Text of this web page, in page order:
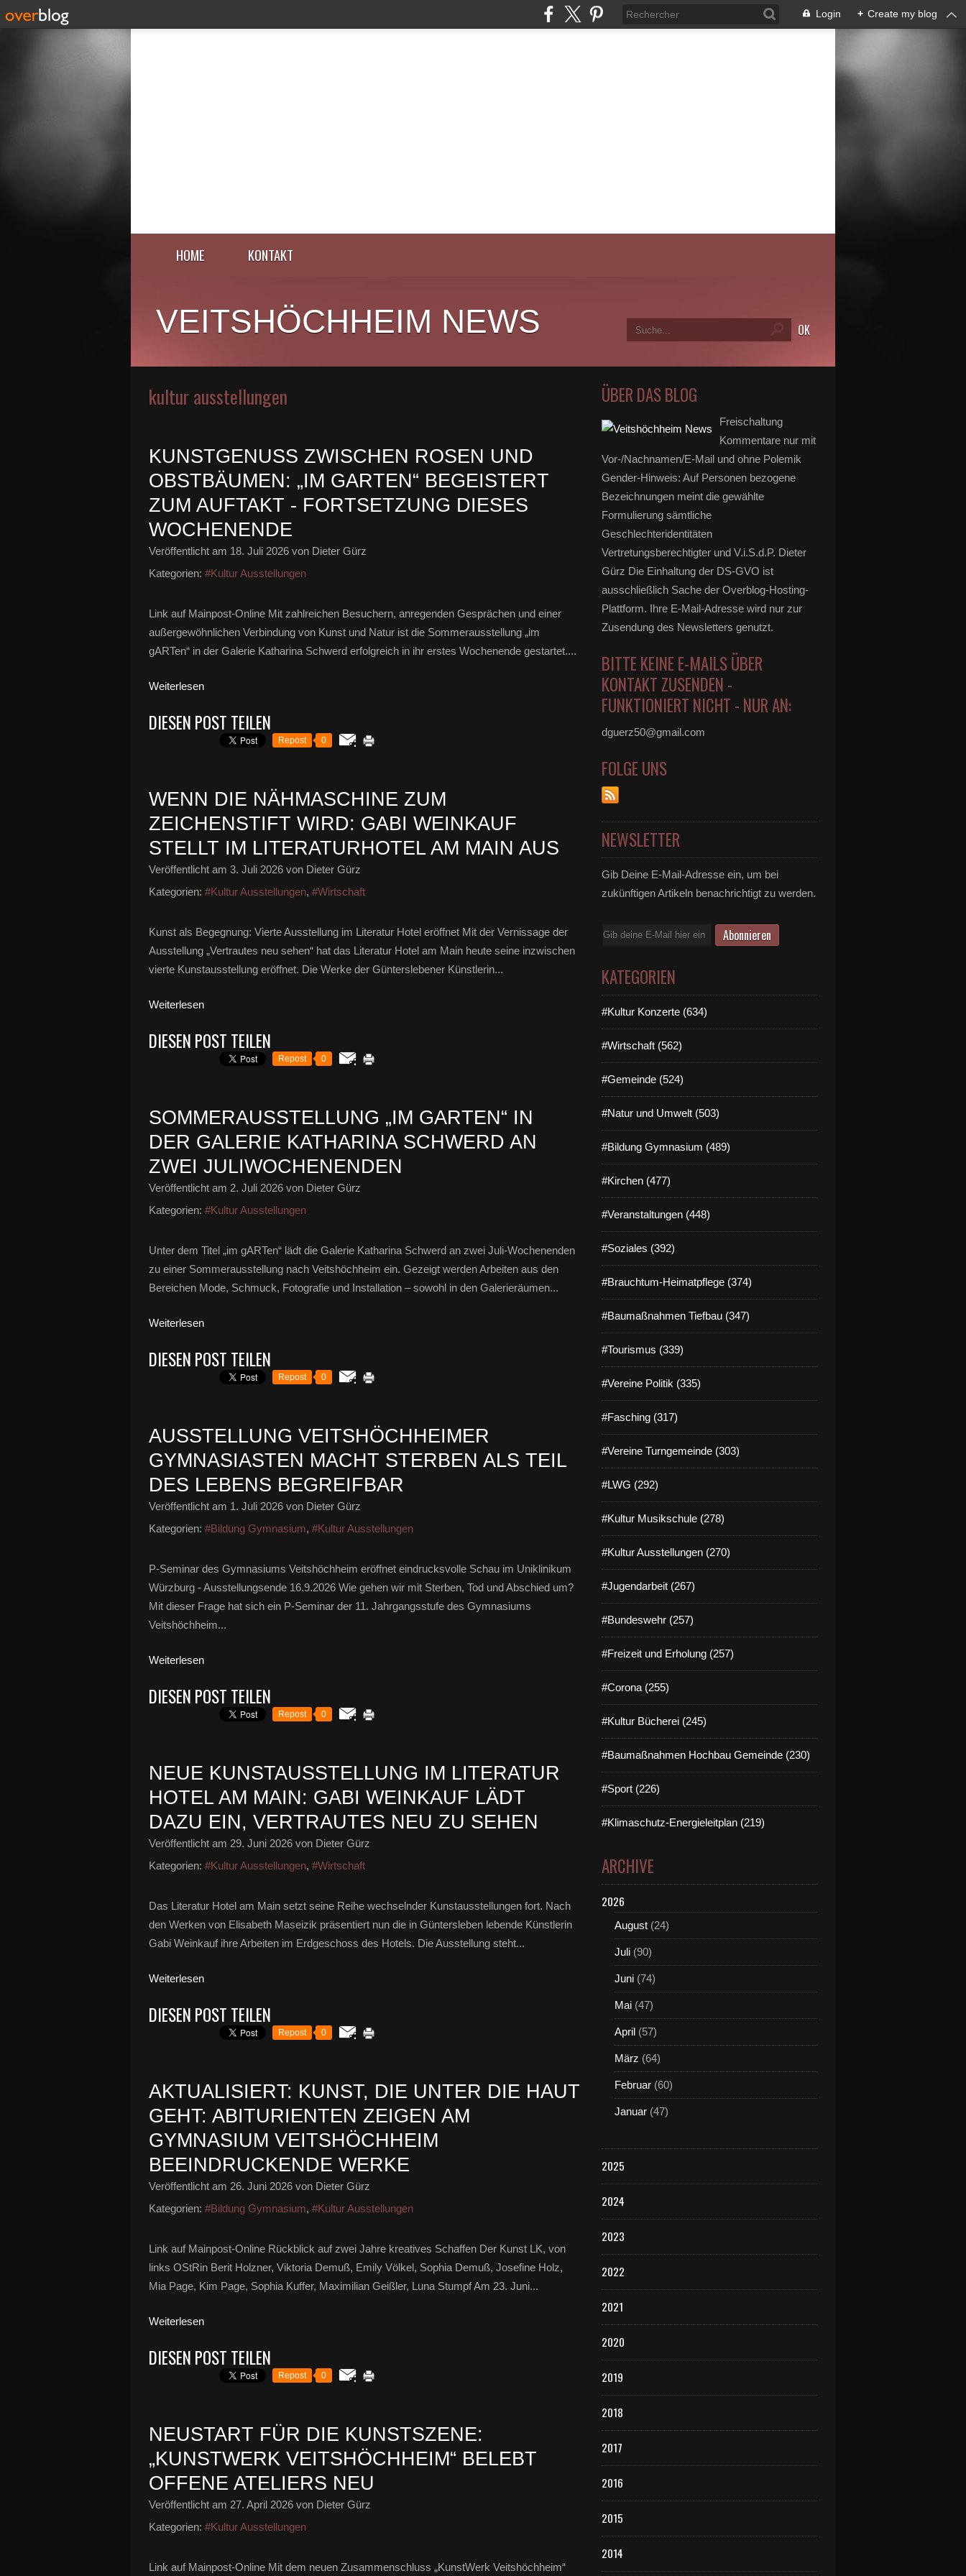
Login + Create my blog
HOME KONTAKT
VEITSHÖCHHEIM NEWS
kultur ausstellungen
KUNSTGENUSS ZWISCHEN ROSEN UND
OBSTBÄUMEN: „IM GARTEN“ BEGEISTERT
ZUM AUFTAKT - FORTSETZUNG DIESES
WOCHENENDE
Veröffentlicht am 18. Juli 2026 von Dieter Gürz
Kategorien: #Kultur Ausstellungen
Link auf Mainpost-Online Mit zahlreichen Besuchern, anregenden Gesprächen und einer
außergewöhnlichen Verbindung von Kunst und Natur ist die Sommerausstellung „im
gARTen“ in der Galerie Katharina Schwerd erfolgreich in ihr erstes Wochenende gestartet....
Weiterlesen
DIESEN POST TEILEN
Repost 0
WENN DIE NÄHMASCHINE ZUM
ZEICHENSTIFT WIRD: GABI WEINKAUF
STELLT IM LITERATURHOTEL AM MAIN AUS
Veröffentlicht am 3. Juli 2026 von Dieter Gürz
Kategorien: #Kultur Ausstellungen, #Wirtschaft
Kunst als Begegnung: Vierte Ausstellung im Literatur Hotel eröffnet Mit der Vernissage der
Ausstellung „Vertrautes neu sehen“ hat das Literatur Hotel am Main heute seine inzwischen
vierte Kunstausstellung eröffnet. Die Werke der Günterslebener Künstlerin...
Weiterlesen
DIESEN POST TEILEN
Repost 0
SOMMERAUSSTELLUNG „IM GARTEN“ IN
DER GALERIE KATHARINA SCHWERD AN
ZWEI JULIWOCHENENDEN
Veröffentlicht am 2. Juli 2026 von Dieter Gürz
Kategorien: #Kultur Ausstellungen
Unter dem Titel „im gARTen“ lädt die Galerie Katharina Schwerd an zwei Juli-Wochenenden
zu einer Sommerausstellung nach Veitshöchheim ein. Gezeigt werden Arbeiten aus den
Bereichen Mode, Schmuck, Fotografie und Installation – sowohl in den Galerieräumen...
Weiterlesen
DIESEN POST TEILEN
Repost 0
AUSSTELLUNG VEITSHÖCHHEIMER
GYMNASIASTEN MACHT STERBEN ALS TEIL
DES LEBENS BEGREIFBAR
Veröffentlicht am 1. Juli 2026 von Dieter Gürz
Kategorien: #Bildung Gymnasium, #Kultur Ausstellungen
P-Seminar des Gymnasiums Veitshöchheim eröffnet eindrucksvolle Schau im Uniklinikum
Würzburg - Ausstellungsende 16.9.2026 Wie gehen wir mit Sterben, Tod und Abschied um?
Mit dieser Frage hat sich ein P-Seminar der 11. Jahrgangsstufe des Gymnasiums
Veitshöchheim...
Weiterlesen
DIESEN POST TEILEN
Repost 0
NEUE KUNSTAUSSTELLUNG IM LITERATUR
HOTEL AM MAIN: GABI WEINKAUF LÄDT
DAZU EIN, VERTRAUTES NEU ZU SEHEN
Veröffentlicht am 29. Juni 2026 von Dieter Gürz
Kategorien: #Kultur Ausstellungen, #Wirtschaft
Das Literatur Hotel am Main setzt seine Reihe wechselnder Kunstausstellungen fort. Nach
den Werken von Elisabeth Maseizik präsentiert nun die in Güntersleben lebende Künstlerin
Gabi Weinkauf ihre Arbeiten im Erdgeschoss des Hotels. Die Ausstellung steht...
Weiterlesen
DIESEN POST TEILEN
Repost 0
AKTUALISIERT: KUNST, DIE UNTER DIE HAUT
GEHT: ABITURIENTEN ZEIGEN AM
GYMNASIUM VEITSHÖCHHEIM
BEEINDRUCKENDE WERKE
Veröffentlicht am 26. Juni 2026 von Dieter Gürz
Kategorien: #Bildung Gymnasium, #Kultur Ausstellungen
Link auf Mainpost-Online Rückblick auf zwei Jahre kreatives Schaffen Der Kunst LK, von
links OStRin Berit Holzner, Viktoria Demuß, Emily Völkel, Sophia Demuß, Josefine Holz,
Mia Page, Kim Page, Sophia Kuffer, Maximilian Geißler, Luna Stumpf Am 23. Juni...
Weiterlesen
DIESEN POST TEILEN
Repost 0
NEUSTART FÜR DIE KUNSTSZENE:
„KUNSTWERK VEITSHÖCHHEIM“ BELEBT
OFFENE ATELIERS NEU
Veröffentlicht am 27. April 2026 von Dieter Gürz
Kategorien: #Kultur Ausstellungen
Link auf Mainpost-Online Mit dem neuen Zusammenschluss „KunstWerk Veitshöchheim“
ÜBER DAS BLOG
Freischaltung
Kommentare nur mit
Vor-/Nachnamen/E-Mail und ohne Polemik
Gender-Hinweis: Auf Personen bezogene
Bezeichnungen meint die gewählte
Formulierung sämtliche
Geschlechteridentitäten
Vertretungsberechtigter und V.i.S.d.P. Dieter
Gürz Die Einhaltung der DS-GVO ist
ausschließlich Sache der Overblog-Hosting-
Plattform. Ihre E-Mail-Adresse wird nur zur
Zusendung des Newsletters genutzt.
BITTE KEINE E-MAILS ÜBER
KONTAKT ZUSENDEN -
FUNKTIONIERT NICHT - NUR AN:
dguerz50@gmail.com
FOLGE UNS
NEWSLETTER
Gib Deine E-Mail-Adresse ein, um bei
zukünftigen Artikeln benachrichtigt zu werden.
E-
KATEGORIEN
#Kultur Konzerte (634)
#Wirtschaft (562)
#Gemeinde (524)
#Natur und Umwelt (503)
#Bildung Gymnasium (489)
#Kirchen (477)
#Veranstaltungen (448)
#Soziales (392)
#Brauchtum-Heimatpflege (374)
#Baumaßnahmen Tiefbau (347)
#Tourismus (339)
#Vereine Politik (335)
#Fasching (317)
#Vereine Turngemeinde (303)
#LWG (292)
#Kultur Musikschule (278)
#Kultur Ausstellungen (270)
#Jugendarbeit (267)
#Bundeswehr (257)
#Freizeit und Erholung (257)
#Corona (255)
#Kultur Bücherei (245)
#Baumaßnahmen Hochbau Gemeinde (230)
#Sport (226)
#Klimaschutz-Energieleitplan (219)
ARCHIVE
2026
August (24)
Juli (90)
Juni (74)
Mai (47)
April (57)
März (64)
Februar (60)
Januar (47)
2025
2024
2023
2022
2021
2020
2019
2018
2017
2016
2015
2014